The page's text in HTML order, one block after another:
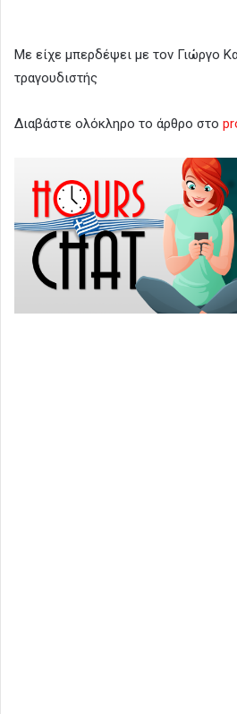
Με είχε μπερδέψει με τον Γιώργο
τραγουδιστής
Διαβάστε ολόκληρο το άρθρο στο